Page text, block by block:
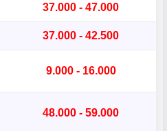
37.000 - 47.000
37.000 - 42.500
9.000 - 16.000
48.000 - 59.000